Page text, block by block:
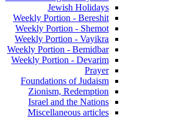
Jewish Holidays
Weekly Portion - Bereshit
Weekly Portion - Shemot
Weekly Portion - Vayikra
Weekly Portion - Bemidbar
Weekly Portion - Devarim
Prayer
Foundations of Judaism
Zionism, Redemption
Israel and the Nations
Miscellaneous articles